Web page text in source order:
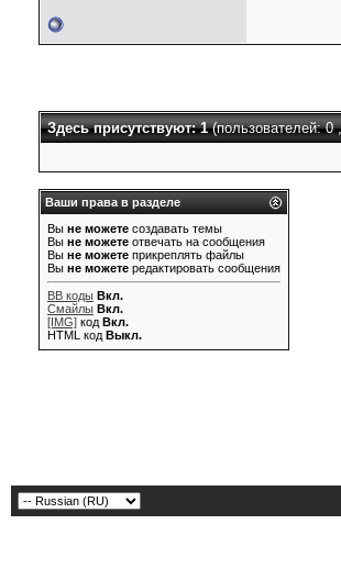
Здесь присутствуют: 1(пользователей: 0
Ваши права в разделе
Вы не можете создавать темы
Вы не можете отвечать на сообщения
Вы не можете прикреплять файлы
Вы не можете редактировать сообщения
BB коды Вкл.
Смайлы Вкл.
[IMG] код Вкл.
HTML код Выкл.